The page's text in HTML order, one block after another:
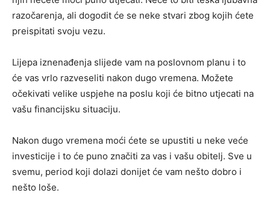
razočarenja, ali dogodit će se neke stvari zbog kojih ćete
preispitati svoju vezu.
Lijepa iznenađenja slijede vam na poslovnom planu i to
će vas vrlo razveseliti nakon dugo vremena. Možete
očekivati velike uspjehe na poslu koji će bitno utjecati na
vašu financijsku situaciju.
Nakon dugo vremena moći ćete se upustiti u neke veće
investicije i to će puno značiti za vas i vašu obitelj. Sve u
svemu, period koji dolazi donijet će vam nešto dobro i
nešto loše.